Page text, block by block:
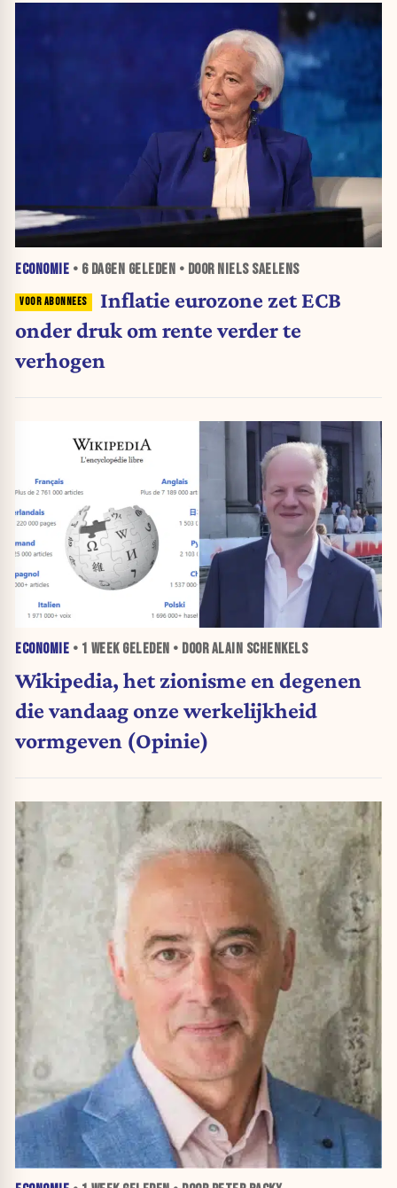
ECONOMIE • 6 DAGEN GELEDEN • DOOR NIELS SAELENS
Inflatie eurozone zet ECB
onder druk om rente verder te
verhogen
ECONOMIE • 1 WEEKGELEDEN • DOOR ALAIN SCHENKELS
Wikipedia, het zionisme en degenen
die vandaag onze werkelijkheid
vormgeven (Opinie)